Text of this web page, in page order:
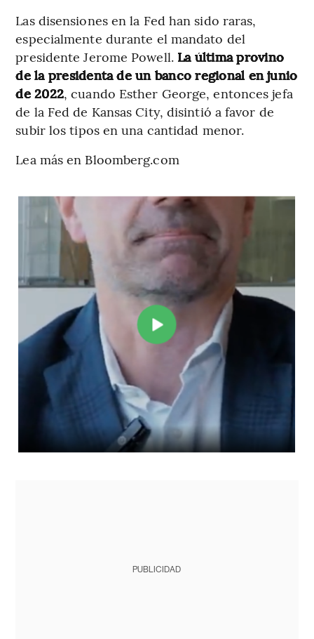
Las disensiones en la Fed han sido raras,
especialmente durante el mandato del
presidente Jerome Powell. La última provino
de la presidenta de un banco regional en junio
de 2022, cuando Esther George, entonces jefa
de la Fed de Kansas City, disintió a favor de
subir los tipos en una cantidad menor.
Lea más en Bloomberg.com
PUBLICIDAD